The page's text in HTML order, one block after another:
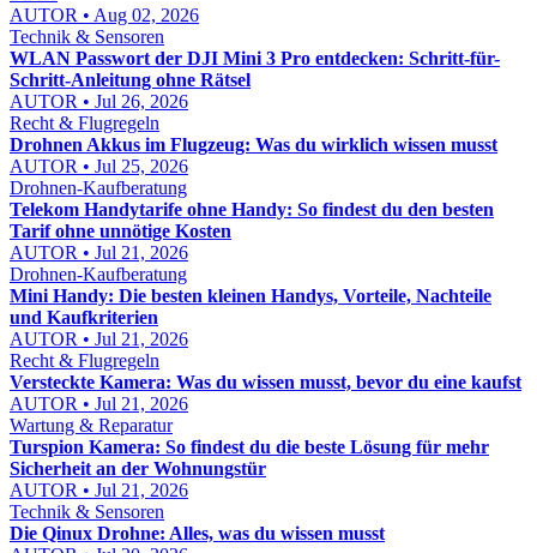
AUTOR • Aug 02, 2026
Technik & Sensoren
WLAN Passwort der DJI Mini 3 Pro entdecken: Schritt-für-
Schritt-Anleitung ohne Rätsel
AUTOR • Jul 26, 2026
Recht & Flugregeln
Drohnen Akkus im Flugzeug: Was du wirklich wissen musst
AUTOR • Jul 25, 2026
Drohnen-Kaufberatung
Telekom Handytarife ohne Handy: So findest du den besten
Tarif ohne unnötige Kosten
AUTOR • Jul 21, 2026
Drohnen-Kaufberatung
Mini Handy: Die besten kleinen Handys, Vorteile, Nachteile
und Kaufkriterien
AUTOR • Jul 21, 2026
Recht & Flugregeln
Versteckte Kamera: Was du wissen musst, bevor du eine kaufst
AUTOR • Jul 21, 2026
Wartung & Reparatur
Turspion Kamera: So findest du die beste Lösung für mehr
Sicherheit an der Wohnungstür
AUTOR • Jul 21, 2026
Technik & Sensoren
Die Qinux Drohne: Alles, was du wissen musst